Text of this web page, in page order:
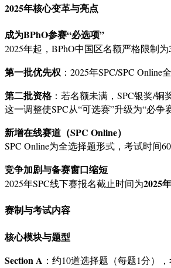
2025年核心变革与亮点
成为BPhO参赛“必选项”
2025年起，BPhO中国区名额严格限制为
第一批优先权 ：2025年SPC/SPC
第二批资格：若名额未满，SPC银奖/铜
这一调整使SPC从“可选赛”升级为“必争
新增在线赛道（SPC Online）
SPC Online为全选择题形式，考试时间
竞争加剧与备赛窗口缩短
2025年SPC线下赛报名截止时间为2025
赛制与考试内容
核心模块与题型
Section A ：约10道选择题（每题1分）